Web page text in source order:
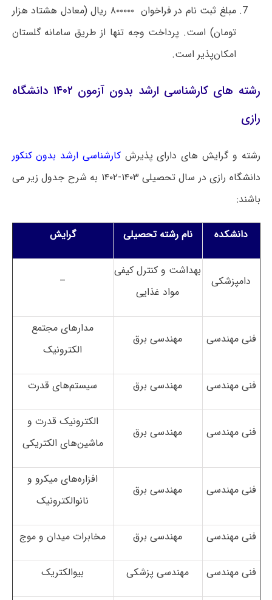
مبلغ ثبت نام در فراخوان ۸۰۰۰۰۰ ریال (معادل هشتاد هزار
تومان) است. پرداخت وجه تنها از طریق سامانه گلستان
امکان‌پذیر است.
رشته های کارشناسی ارشد بدون آزمون ۱۴۰۲ دانشگاه
رازی
رشته و گرایش های دارای پذیرشکارشناسی ارشد بدون کنکور
دانشگاه رازی در سال تحصیلی ۱۴۰۳-۱۴۰۲ به شرح جدول زیر می
باشند:
دانشکده نام رشته تحصیلی گرایش
دامپزشکی
بهداشت و کنترل کیفی
مواد غذایی
–
فنی مهندسی مهندسی برق
مدارهای مجتمع
الکترونیک
فنی مهندسی مهندسی برق سیستم‌های قدرت
فنی مهندسی مهندسی برق
الکترونیک قدرت و
ماشین‌های الکتریکی
فنی مهندسی مهندسی برق
افزاره‌های میکرو و
نانوالکترونیک
فنی مهندسی مهندسی برق مخابرات میدان و موج
فنی مهندسی مهندسی پزشکی بیوالکتریک